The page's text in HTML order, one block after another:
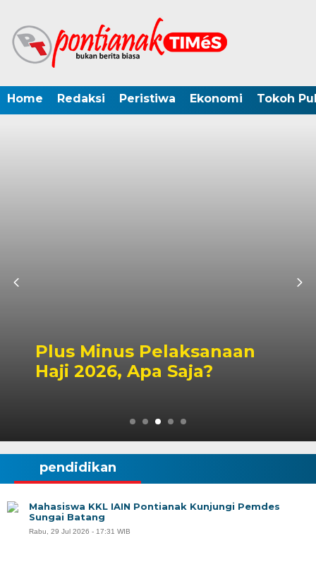
Home Redaksi Peristiwa Ekonomi Tokoh
Singbebas Terbuka untuk
2029
pendidikan
Mahasiswa KKL IAIN Pontianak Kunjungi Pemdes
Sungai Batang
Rabu, 29 Jul 2026 - 17:31 WIB